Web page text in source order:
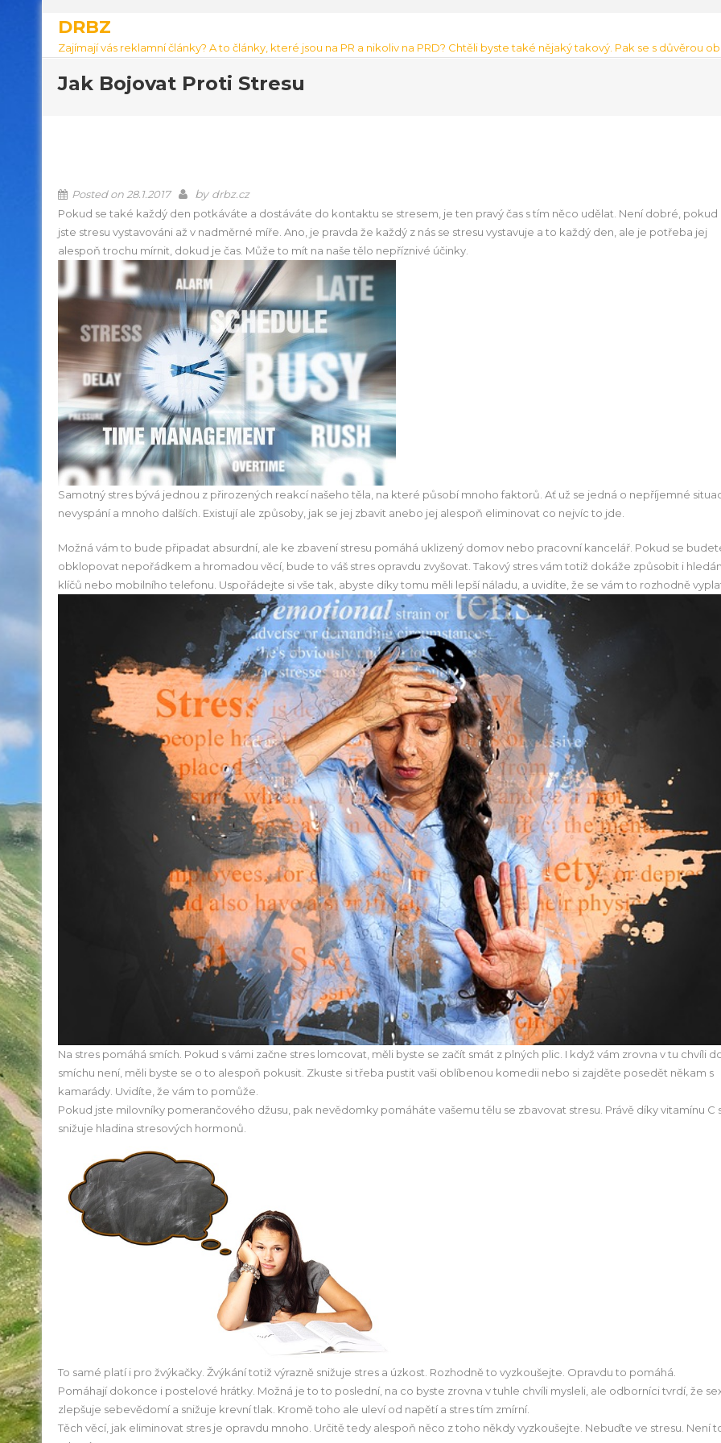
DRBZ
Zajímají vás reklamní články? A to články, které jsou na PR a nikoliv na PRD? Chtěli byste také nějaký takový. Pak se s důvěrou
Jak Bojovat Proti Stresu
Posted on 28.1.2017 by drbz.cz
Pokud se také každý den potkáváte a dostáváte do kontaktu se stresem, je ten pravý čas s tím něco udělat. Není dobré, pokud
jste stresu vystavováni až v nadměrné míře. Ano, je pravda že každý z nás se stresu vystavuje a to každý den, ale je potřeba jej
alespoň trochu mírnit, dokud je čas. Může to mít na naše tělo nepříznivé účinky.
Samotný stres bývá jednou z přirozených reakcí našeho těla, na které působí mnoho faktorů. Ať už se jedná o nepříjemné
nevyspání a mnoho dalších. Existují ale způsoby, jak se jej zbavit anebo jej alespoň eliminovat co nejvíc to jde.
Možná vám to bude připadat absurdní, ale ke zbavení stresu pomáhá uklizený domov nebo pracovní kancelář. Pokud se
obklopovat nepořádkem a hromadou věcí, bude to váš stres opravdu zvyšovat. Takový stres vám totiž dokáže způsobit i
klíčů nebo mobilního telefonu. Uspořádejte si vše tak, abyste díky tomu měli lepší náladu, a uvidíte, že se vám to rozhodně
Na stres pomáhá smích. Pokud s vámi začne stres lomcovat, měli byste se začít smát z plných plic. I když vám zrovna v tu chvíli
smíchu není, měli byste se o to alespoň pokusit. Zkuste si třeba pustit vaši oblíbenou komedii nebo si zajděte posedět někam s
kamarády. Uvidíte, že vám to pomůže.
Pokud jste milovníky pomerančového džusu, pak nevědomky pomáháte vašemu tělu se zbavovat stresu. Právě díky vitamínu C
snižuje hladina stresových hormonů.
To samé platí i pro žvýkačky. Žvýkání totiž výrazně snižuje stres a úzkost. Rozhodně to vyzkoušejte. Opravdu to pomáhá.
Pomáhají dokonce i postelové hrátky. Možná je to to poslední, na co byste zrovna v tuhle chvíli mysleli, ale odborníci tvrdí, že
zlepšuje sebevědomí a snižuje krevní tlak. Kromě toho ale uleví od napětí a stres tím zmírní.
Těch věcí, jak eliminovat stres je opravdu mnoho. Určitě tedy alespoň něco z toho někdy vyzkoušejte. Nebuďte ve stresu. Není